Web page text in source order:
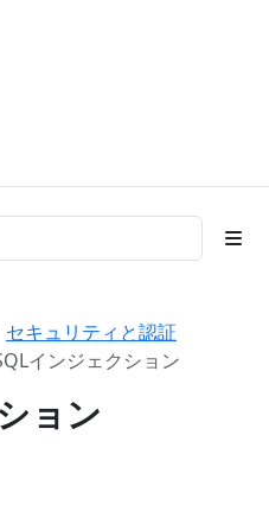
セキュリティと認証
インジェクション
ョン